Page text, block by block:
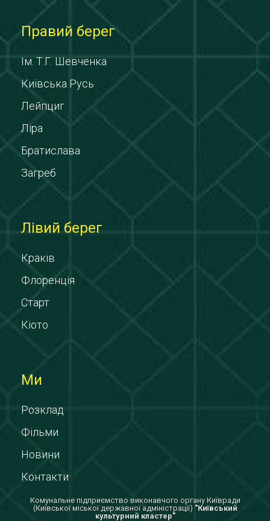
Правий берег
Ім. Т.Г. Шевченка
Київська Русь
Лейпциг
Ліра
Братислава
Загреб
Лівий берег
Краків
Флоренція
Старт
Кіото
Ми
Розклад
Фільми
Новини
Контакти
Комунальне підприємство виконавчого органу Київради
(Київської міської державної адміністрації) "Київський
культурний кластер"